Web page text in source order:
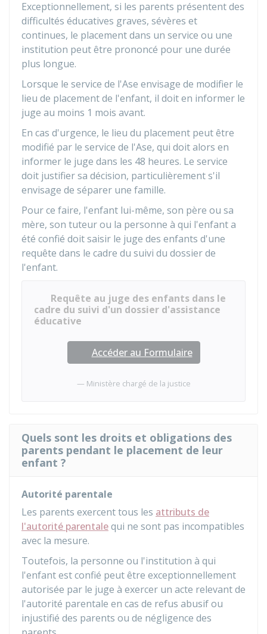
Exceptionnellement, si les parents présentent des
difficultés éducatives graves, sévères et
continues, le placement dans un service ou une
institution peut être prononcé pour une durée
plus longue.
Lorsque le service de l'Ase envisage de modifier le
lieu de placement de l'enfant, il doit en informer le
juge au moins 1 mois avant.
En cas d'urgence, le lieu du placement peut être
modifié par le service de l'Ase, qui doit alors en
informer le juge dans les 48 heures. Le service
doit justifier sa décision, particulièrement s'il
envisage de séparer une famille.
Pour ce faire, l'enfant lui-même, son père ou sa
mère, son tuteur ou la personne à qui l'enfant a
été confié doit saisir le juge des enfants d'une
requête dans le cadre du suivi du dossier de
l'enfant.
Requête au juge des enfants dans le
cadre du suivi d'un dossier d'assistance
éducative
Accéder au Formulaire
Ministère chargé de la justice
Quels sont les droits et obligations des
parents pendant le placement de leur
enfant ?
Autorité parentale
Les parents exercent tous les attributs de
l'autorité parentalequi ne sont pas incompatibles
avec la mesure.
Toutefois, la personne ou l'institution à qui
l'enfant est confié peut être exceptionnellement
autorisée par le juge à exercer un acte relevant de
l'autorité parentale en cas de refus abusif ou
injustifié des parents ou de négligence des